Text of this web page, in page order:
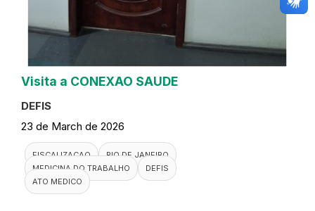
Visita a CONEXAO SAUDE
DEFIS
23 de March de 2026
FISCALIZACAO
RIO DE JANEIRO
MEDICINA DO TRABALHO
DEFIS
ATO MEDICO